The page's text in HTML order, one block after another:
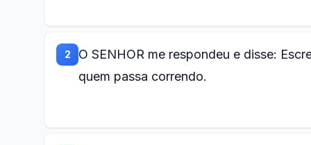
2
O SENHOR me respondeu e disse:
quem passa correndo.